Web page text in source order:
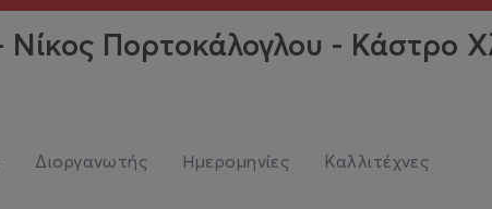
Πορτοκάλογλου - Κάστρο
Διοργανωτής Ημερομηνίες Καλλιτέχνες